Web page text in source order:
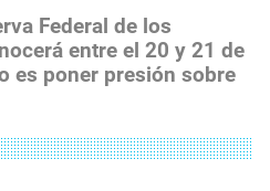
Federal de los
entre el 20 y 21 de
es poner presión sobre